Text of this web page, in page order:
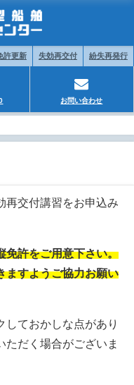
許更新 失効再交付 紛失再発行
お問い合わせ
再交付講習をお申込み
免許をご用意下さい。
ますようご協力お願い
しておかしな点があり
ただく場合がございま